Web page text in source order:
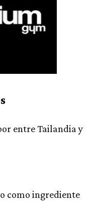
entre Tailandia y
como ingrediente